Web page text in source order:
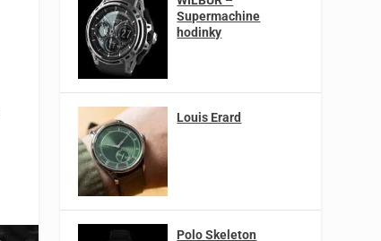
Supermachine
hodinky
Louis Erard
Polo Skeleton